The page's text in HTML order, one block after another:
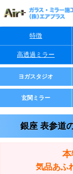
特徴
高透過ミラー
業者様・店舗様
ヨガスタジオ
ご家庭用
玄関ミラー
銀座 表参道
気品あふ